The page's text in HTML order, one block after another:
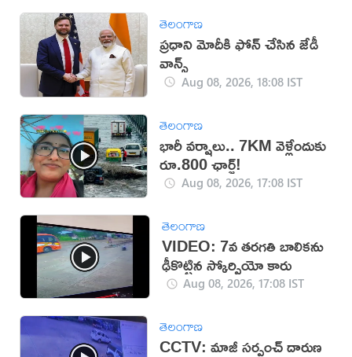
తెలంగాణ
ప్రధాని మోదీకి ఫోన్ చేసిన జేడీ
వాన్స్
Aug 08, 2026, 18:08 IST
తెలంగాణ
భారీ వర్షాలు.. 7KM వెళ్లేందుకు
రూ.800 ఛార్జ్!
Aug 08, 2026, 17:08 IST
తెలంగాణ
VIDEO: 7వ తరగతి బాలికను
ఢీకొట్టిన స్కోర్పియో కారు
Aug 08, 2026, 17:08 IST
తెలంగాణ
CCTV: మాజీ సర్పంచ్ దారుణ